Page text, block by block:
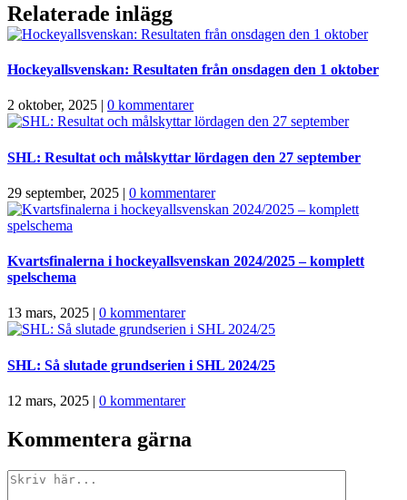
Relaterade inlägg
Hockeyallsvenskan: Resultaten från onsdagen den 1 oktober
2 oktober, 2025 | 0 kommentarer
SHL: Resultat och målskyttar lördagen den 27 september
29 september, 2025 | 0 kommentarer
Kvartsfinalerna i hockeyallsvenskan 2024/2025 – komplett
spelschema
13 mars, 2025 0 kommentarer
SHL: Så slutade grundserien i SHL 2024/25
12 mars, 2025 | 0 kommentarer
Kommentera gärna
Kommentar